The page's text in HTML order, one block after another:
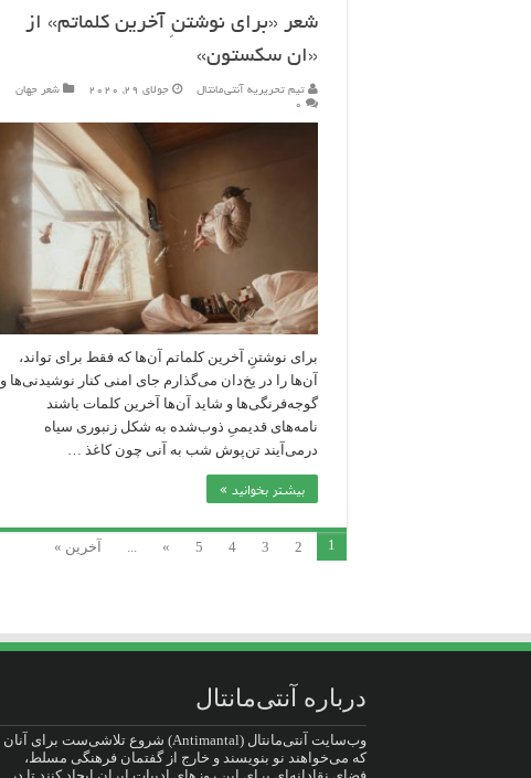
شعر «برای نوشتنِ آخرین کلماتم» از
«ان سکستون»
تیم تحریریه آنتی‌مانتال جولای 29, 2020
شعر جهان
۰
برای نوشتنِ آخرین کلماتم آن‌ها که فقط برای تواند،
آن‌ها را در یخ‌دان می‌گذارم جای امنی کنار نوشیدنی‌ها و
گوجه‌فرنگی‌ها و شاید آن‌ها آخرین کلمات باشند
نامه‌های قدیمیِ ذوب‌شده به شکل زنبوری سیاه
درمی‌آیند تن‌پوش شب به آنی چون کاغذ …
بیشتر بخوانید »
1
2
3
4
5
»
... آخرین »
درباره آنتی‌مانتال
وب‌سایت آنتی‌مانتال (Antimantal) شروع تلاشی‌ست برای آنان
که می‌خواهند نو بنویسند و خارج از گفتمان فرهنگی مسلط،